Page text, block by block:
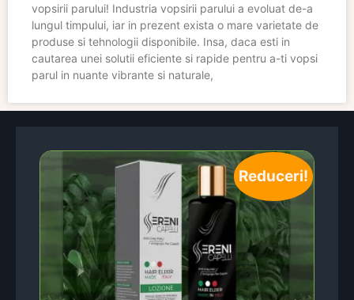
vopsirii parului! Industria vopsirii parului a evoluat de-a
lungul timpului, iar in prezent exista o mare varietate de
produse si tehnologii disponibile. Insa, daca esti in
cautarea unei solutii eficiente si rapide pentru a-ti vopsi
parul in nuante vibrante si naturale,
Reduceri!